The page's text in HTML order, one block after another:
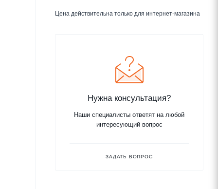
Цена действительна только для интернет-магазина
Нужна консультация?
Наши специалисты ответят на любой
интересующий вопрос
ЗАДАТЬ ВОПРОС